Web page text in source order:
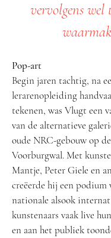
vervolgens wel
Pop-art
Begin jaren tachtig, na
lerarenopleiding
tekenen, was Vlugt een
van de alternatieve
oude NRC-gebouw op
Voorburgwal. Met
Mantje, Peter Giele en
creëerde hij een podium
nationale alsook
kunstenaars vaak live
en aan het publiek